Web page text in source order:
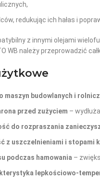
redukując ich hałas i
z innymi olejami
WB należy przeprowadzić
maszyn budowlanych i
przed zużyciem –
do rozpraszania
z uszczelnieniami i stopami
podczas hamowania –
lepkościowo-